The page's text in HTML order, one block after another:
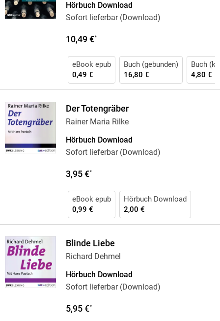
Hörbuch Download
Sofort lieferbar (Download)
10,49 €*
eBook epub
0,49 €
Buch (gebunden)
16,80 €
Buch
4,80 €
Der Totengräber
Rainer Maria Rilke
Hörbuch Download
Sofort lieferbar (Download)
3,95 €*
eBook epub
0,99 €
Hörbuch Download
2,00 €
Blinde Liebe
Richard Dehmel
Hörbuch Download
Sofort lieferbar (Download)
5,95 €*